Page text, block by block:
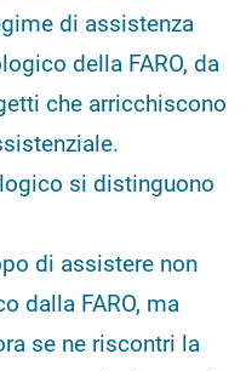
di assistenza
della FARO, da
che arricchiscono
si distinguono
di assistere non
dalla FARO, ma
se ne riscontri la